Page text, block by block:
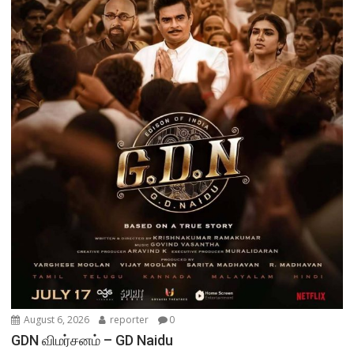
August 6, 2026 reporter 0
GDN விமர்சனம் – GD Naidu